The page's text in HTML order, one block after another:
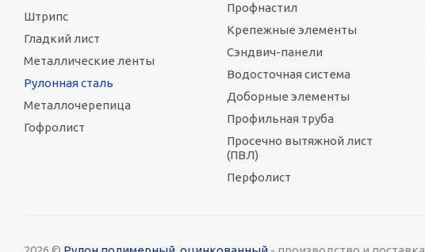
Штрипс
Гладкий лист
Металлические ленты
Рулонная сталь
Металлочерепица
Гофролист
Профнастил
Крепежные элементы
Сэндвич-панели
Водосточная система
Доборные элементы
Профильная труба
Просечно вытяжной лист
(ПВЛ)
Перфолист